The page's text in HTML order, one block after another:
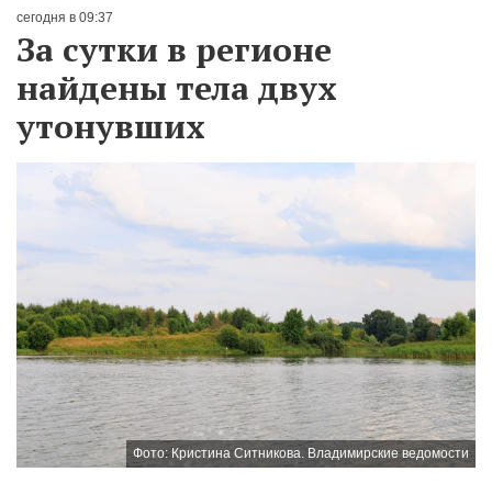
сегодня в 09:37
За сутки в регионе
найдены тела двух
утонувших
Фото: Кристина Ситникова. Владимирские ведомости